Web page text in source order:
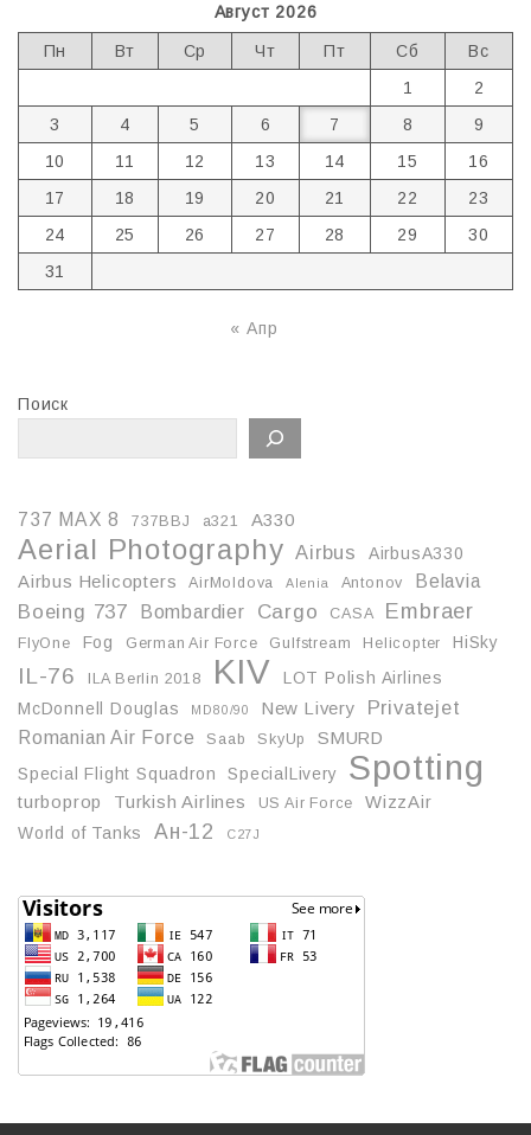
Август 2026
Пн Вт Ср Чт Пт Сб
Вс
1
2
3
4 5 6 7 8
9
10
11 12 13 14 15
16
17
18 19 20 21 22
23
24
25 26 27 28 29
30
31
« Апр
Поиск
737 MAX 8 737BBJ a321 A330
Aerial Photography Airbus
AirbusA330
Airbus Helicopters
AirMoldova Alenia Antonov Belavia
Boeing 737 Bombardier Cargo CASA Embraer
FlyOne Fog German Air Force Gulfstream Helicopter HiSky
IL-76 ILA Berlin 2018 KIV
LOT Polish Airlines
McDonnell Douglas
MD80/90 New Livery Privatejet
Romanian Air Force Saab SkyUp
SMURD
Special Flight Squadron
SpecialLivery Spotting
turboprop Turkish Airlines US Air Force
WizzAir
World of Tanks
Ан-12 С27J